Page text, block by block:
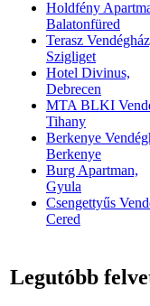
Holdfény
Balatonfüred
Terasz
Szigliget
Hotel Divinus,
Debrecen
MTA BLKI
Tihany
Berkenye
Berkenye
Burg Apartman,
Gyula
Csengettyűs
Cered
Legutóbb